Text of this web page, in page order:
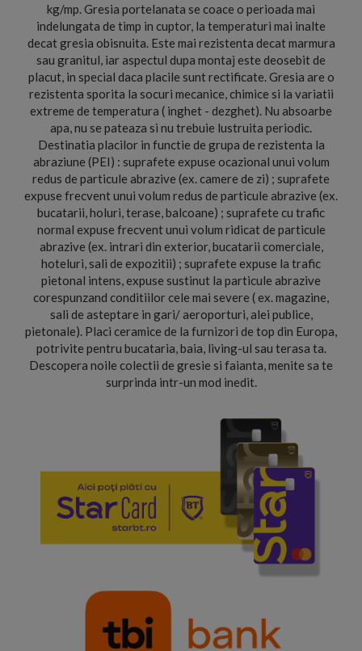
kg/mp. Gresia portelanata se coace o perioada mai
indelungata de timp in cuptor, la temperaturi mai inalte
decat gresia obisnuita. Este mai rezistenta decat marmura
sau granitul, iar aspectul dupa montaj este deosebit de
placut, in special daca placile sunt rectificate. Gresia are o
rezistenta sporita la socuri mecanice, chimice si la variatii
extreme de temperatura ( inghet - dezghet). Nu absoarbe
apa, nu se pateaza si nu trebuie lustruita periodic.
Destinatia placilor in functie de grupa de rezistenta la
abraziune (PEI) : suprafete expuse ocazional unui volum
redus de particule abrazive (ex. camere de zi) ; suprafete
expuse frecvent unui volum redus de particule abrazive (ex.
bucatarii, holuri, terase, balcoane) ; suprafete cu trafic
normal expuse frecvent unui volum ridicat de particule
abrazive (ex. intrari din exterior, bucatarii comerciale,
hoteluri, sali de expozitii) ; suprafete expuse la trafic
pietonal intens, expuse sustinut la particule abrazive
corespunzand conditiilor cele mai severe ( ex. magazine,
sali de asteptare in gari/ aeroporturi, alei publice,
pietonale). Placi ceramice de la furnizori de top din Europa,
potrivite pentru bucataria, baia, living-ul sau terasa ta.
Descopera noile colectii de gresie si faianta, menite sa te
surprinda intr-un mod inedit.